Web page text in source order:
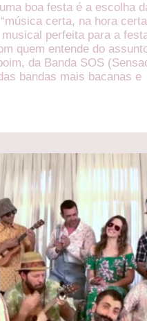
boa festa é a escolha
certa, na hora
perfeita para a
quem entende do
da Banda SOS
bandas mais bacanas e